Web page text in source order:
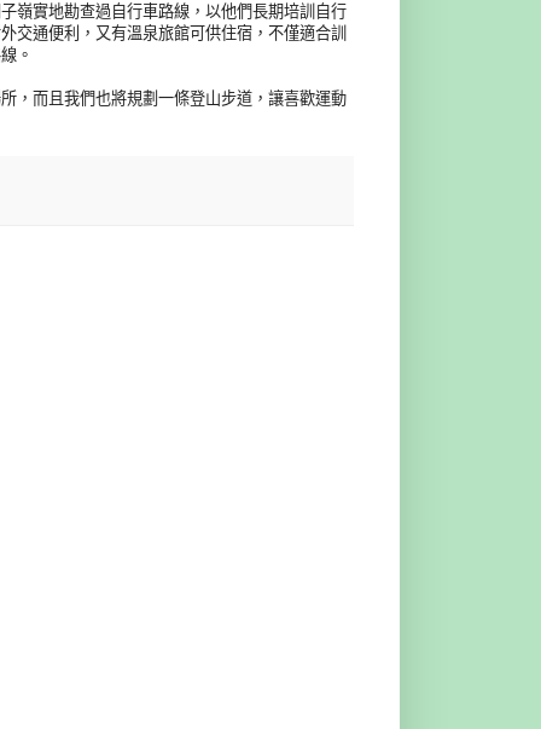
嶺實地勘查過自行車路線，以他們長期培訓自行
交通便利，又有溫泉旅館可供住宿，不僅適合訓
。
，而且我們也將規劃一條登山步道，讓喜歡運動